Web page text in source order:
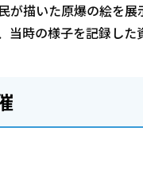
が描いた原爆の絵を展
当時の様子を記録した